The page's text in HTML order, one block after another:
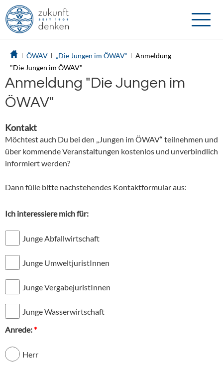
Toggle
ÖWAV „Die Jungen im ÖWAV“
Anmeldung
"Die Jungen im ÖWAV"
Anmeldung "Die Jungen im
ÖWAV"
Kontakt
Möchtest auch Du bei den „Jungen im ÖWAV“ teilnehmen und
über kommende Veranstaltungen kostenlos und unverbindlich
informiert werden?
Dann fülle bitte nachstehendes Kontaktformular aus:
Ich interessiere mich für:
Junge Abfallwirtschaft
Junge UmweltjuristInnen
Junge VergabejuristInnen
Junge Wasserwirtschaft
Anrede:*
Herr